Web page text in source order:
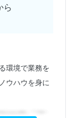
ら
環境で業務を
ウハウを身に